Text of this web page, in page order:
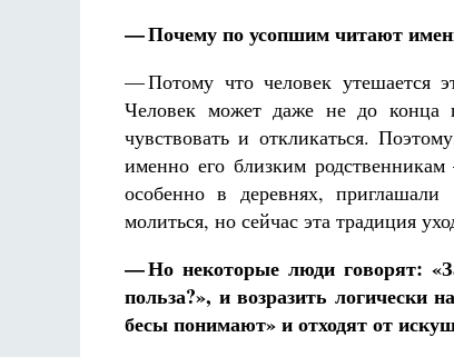
— Почему по усопшим читают
— Потому что человек утешается
Человек может даже не до конца
чувствовать и откликаться.
именно его близким
особенно в деревнях,
молиться, но сейчас эта традиция
— Но некоторые люди говорят:
польза?», и возразить логически
бесы понимают» и отходят от